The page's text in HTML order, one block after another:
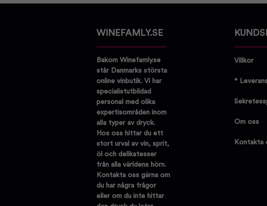
WINEFAMLY.SE
Bakom Winefamly.se
står Danmarks största
online vinbutik. Vi har
specialistutbildad
personal med olika
expertisområden inom
alla typer av dryck.
Hos oss hittar du ett
stort urval av vin, sprit,
öl och delikatesser
från alla världens hörn.
Kontakta oss gärna om
du har några frågor
eller om du inte hittar
Villkor
*
Om oss
Kontakta